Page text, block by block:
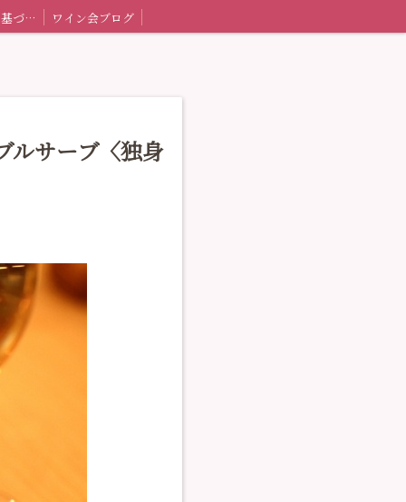
特定商取引法に基づく表記 ワイン会ブログ
ルサーブ〈独身